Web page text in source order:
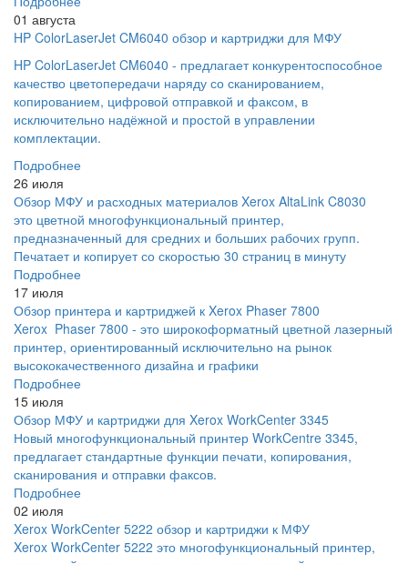
01 августа
HP ColorLaserJet CM6040 обзор и картриджи для МФУ
HP ColorLaserJet CM6040 - предлагает конкурентоспособное
качество цветопередачи наряду со сканированием,
копированием, цифровой отправкой и факсом, в
исключительно надёжной и простой в управлении
комплектации.
Подробнее
26 июля
Обзор МФУ и расходных материалов Xerox AltaLink C8030
это цветной многофункциональный принтер,
предназначенный для средних и больших рабочих групп.
Печатает и копирует со скоростью 30 страниц в минуту
Подробнее
17 июля
Обзор принтера и картриджей к Xerox Phaser 7800
Xerox Phaser 7800 - это широкоформатный цветной лазерный
принтер, ориентированный исключительно на рынок
высококачественного дизайна и графики
Подробнее
15 июля
Обзор МФУ и картриджи для Xerox WorkCenter 3345
Новый многофункциональный принтер WorkCentre 3345,
предлагает стандартные функции печати, копирования,
сканирования и отправки факсов.
Подробнее
02 июля
Xerox WorkCenter 5222 обзор и картриджи к МФУ
Xerox WorkCenter 5222 это многофункциональный принтер,